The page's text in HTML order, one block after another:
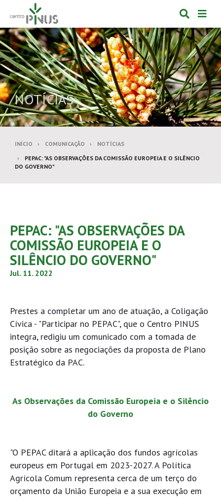
Alternar
de
de
NOTÍCIAS
INÍCIO COMUNICAÇÃO
NOTÍCIAS
PEPAC: "AS OBSERVAÇÕES DA COMISSÃO EUROPEIA E O SILÊNCIO
DO GOVERNO"
PEPAC: "AS OBSERVAÇÕES DA
COMISSÃO EUROPEIA E O
SILÊNCIO DO GOVERNO"
Jul. 11. 2022
Prestes a completar um ano de atuação, a Coligação
Cívica - "Participar no PEPAC", que o Centro PINUS
integra, redigiu um comunicado com a tomada de
posição sobre as negociações da proposta de Plano
Estratégico da PAC.
As Observações da Comissão Europeia e o Silêncio
do Governo
"O PEPAC ditará a aplicação dos fundos agrícolas
europeus em Portugal em 2023-2027. A Política
Agrícola Comum representa cerca de um terço do
orçamento da União Europeia e a sua execução em